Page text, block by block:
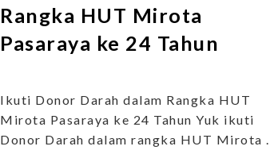
Rangka HUT Mirota
Pasaraya ke 24 Tahun
Ikuti Donor Darah dalam Rangka HUT
Mirota Pasaraya ke 24 Tahun Yuk ikuti
Donor Darah dalam rangka HUT Mirota ...